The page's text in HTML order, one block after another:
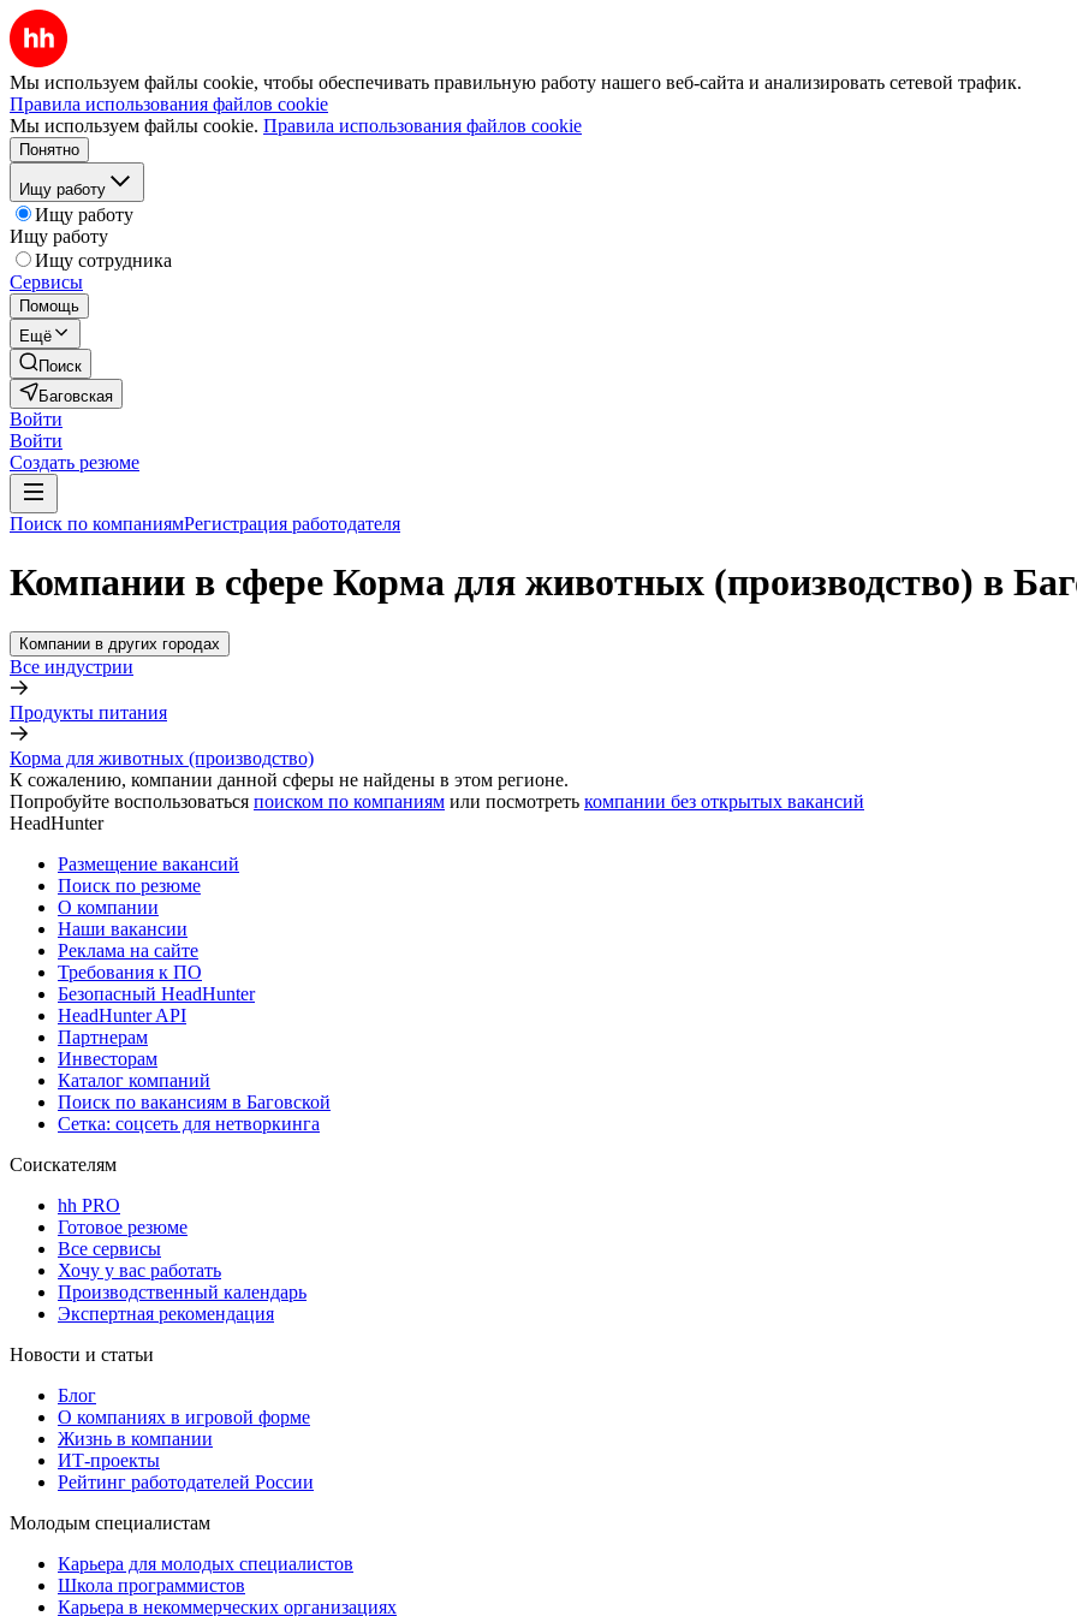
Мы используем файлы cookie, чтобы обеспечивать правильную работу нашего веб-сайта и анализировать сетевой трафик.
Правила использования файлов cookie
Мы используем файлы cookie. Правила использования файлов cookie
Понятно
Ищу работу
Ищу работу
Ищу работу
Ищу сотрудника
Сервисы
Помощь
Ещё
Поиск
Баговская
Войти
Войти
Создать резюме
Поиск по компаниямРегистрация работодателя
Компании в сфере Корма для животных (производство) в
Компании в других городах
Все индустрии
Продукты питания
Корма для животных (производство)
К сожалению, компании данной сферы не найдены в этом регионе.
Попробуйте воспользоваться поиском по компаниям или посмотреть компании без открытых вакансий
HeadHunter
Размещение вакансий
Поиск по резюме
О компании
Наши вакансии
Реклама на сайте
Требования к ПО
Безопасный HeadHunter
HeadHunter API
Партнерам
Инвесторам
Каталог компаний
Поиск по вакансиям в Баговской
Сетка: соцсеть для нетворкинга
Соискателям
hh PRO
Готовое резюме
Все сервисы
Хочу у вас работать
Производственный календарь
Экспертная рекомендация
Новости и статьи
Блог
О компаниях в игровой форме
Жизнь в компании
ИТ-проекты
Рейтинг работодателей России
Молодым специалистам
Карьера для молодых специалистов
Школа программистов
Карьера в некоммерческих организациях